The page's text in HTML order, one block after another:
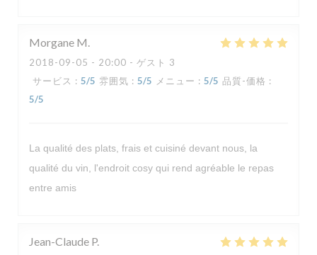
Morgane M
2018-09-05 - 20:00 - ゲスト 3
サービス : 5/5 雰囲気 : 5/5 メニュー : 5/5 品質-価格 :
5/5
La qualité des plats, frais et cuisiné devant nous, la
qualité du vin, l'endroit cosy qui rend agréable le repas
entre amis
Jean-Claude P